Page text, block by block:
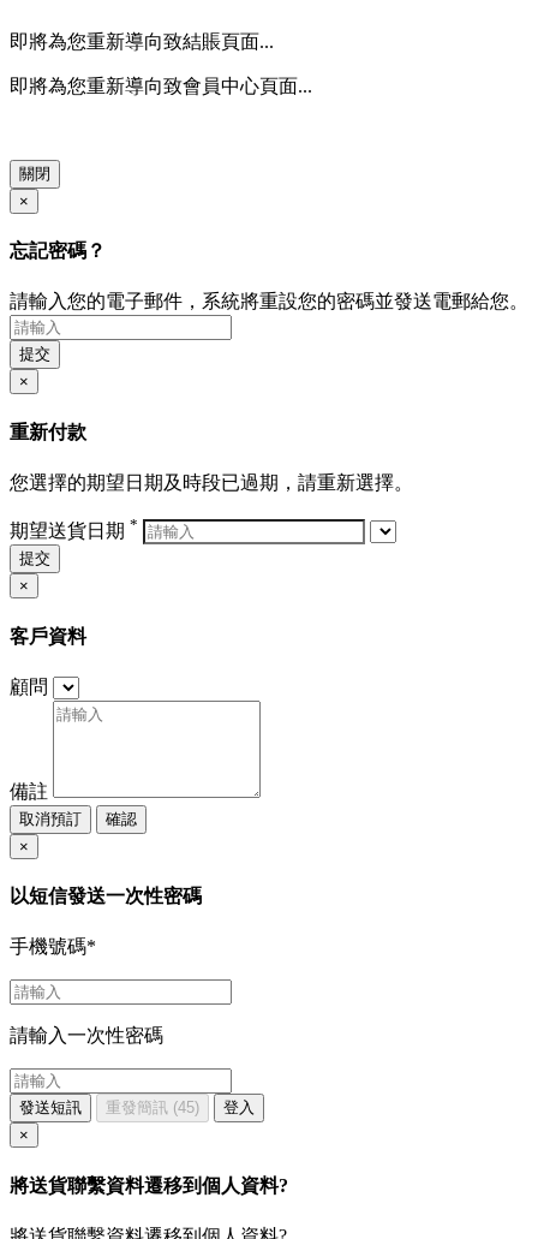
即將為您重新導向致結賬頁面...
即將為您重新導向致會員中心頁面...
關閉
×
忘記密碼？
請輸入您的電子郵件，系統將重設您的密碼並發送電郵給您。
提交
×
重新付款
您選擇的期望日期及時段已過期，請重新選擇。
期望送貨日期 *
提交
×
客戶資料
顧問
備註
取消預訂
確認
×
以短信發送一次性密碼
手機號碼*
請輸入一次性密碼
發送短訊 重發簡訊 (45)
登入
×
將送貨聯繫資料遷移到個人資料?